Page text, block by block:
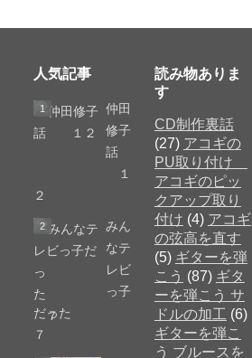
人気記事
仲田
修子
話
１
２
みん
なテ
レビ
っ子
だった
７
読み物ありま
す
CD制作裏話
(27) アコギの
PU取り付け
アコギのピッ
クアップ取り
付け (4) アコギ
の弦高を直す
(5) ギターを弾
こう (87) ギタ
ーを弾こう サ
ドルの加工 (6)
ギターを弾こ
う ブルースを